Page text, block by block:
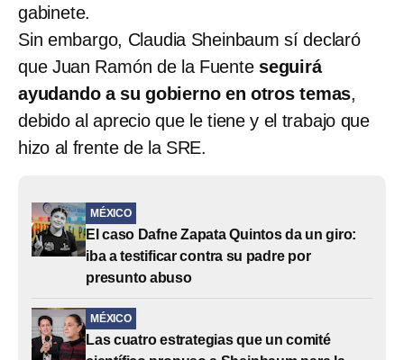
gabinete.
Sin embargo, Claudia Sheinbaum sí declaró
que Juan Ramón de la Fuente seguirá
ayudando a su gobierno en otros temas,
debido al aprecio que le tiene y el trabajo que
hizo al frente de la SRE.
MÉXICO
El caso Dafne Zapata Quintos da un giro:
iba a testificar contra su padre por
presunto abuso
MÉXICO
Las cuatro estrategias que un comité